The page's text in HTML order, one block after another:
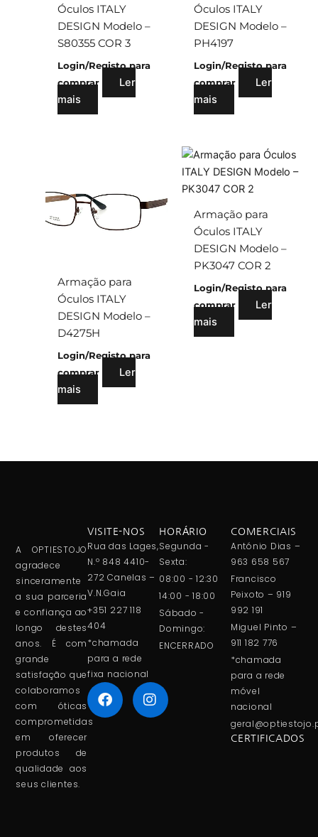
Óculos ITALY
DESIGN Modelo –
S80355 COR 3
Login/Registo para
comprar
Ler
mais
Óculos ITALY
DESIGN Modelo –
PH4197
Login/Registo para
comprar
Ler
mais
Armação para
Óculos ITALY
DESIGN Modelo –
D4275H
Login/Registo para
comprar
Ler
mais
Armação para
Óculos ITALY
DESIGN Modelo –
PK3047 COR 2
Login/Registo para
comprar
Ler
mais
A OPTIESTOJO
agradece
sinceramente
a sua parceria
e confiança ao
longo destes
anos. É com
grande
satisfação que
colaboramos
com óticas
comprometidas
em oferecer
produtos de
qualidade aos
seus clientes.
VISITE-NOS
Rua das Lages,
N.º 848 4410-
272 Canelas –
V.N.Gaia
+351 227 118
404
*chamada
para a rede
fixa nacional
HORÁRIO
Segunda -
Sexta:
08:00 - 12:30
14:00 - 18:00
Sábado -
Domingo:
ENCERRADO
COMERCIAIS
António Dias –
963 658 567
Francisco
Peixoto – 919
992 191
Miguel Pinto –
911 182 776
*chamada
para a rede
móvel
nacional
CERTIFICADOS